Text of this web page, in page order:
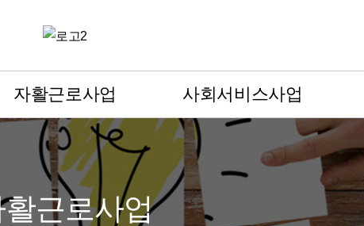
자활근로사업
활근로사업
- 시장진입형
- 사회서비스형
턴,도우미형
사회서비스사업
가사,간병방문지원사업
재가장기요양사업
갤러
홍
자
근로사업